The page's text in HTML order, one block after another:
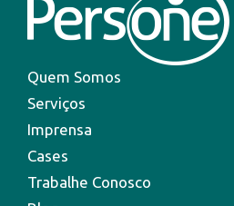
Quem Somos
Serviços
Imprensa
Cases
Trabalhe Conosco